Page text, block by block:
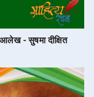
- सुषमा दीक्षित